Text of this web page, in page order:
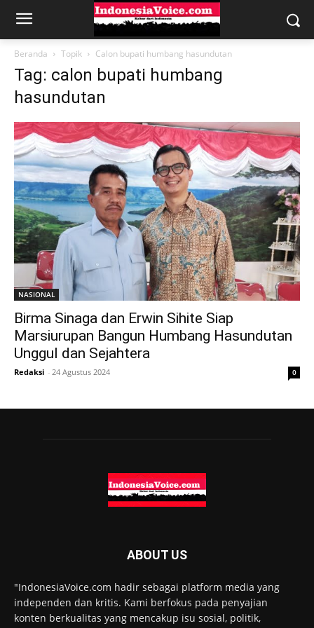
Beranda Topik Calon bupati humbang hasundutan
Tag: calon bupati humbang
hasundutan
NASIONAL
Birma Sinaga dan Erwin Sihite Siap
Marsiurupan Bangun Humbang Hasundutan
Unggul dan Sejahtera
Redaksi - 24 Agustus 2024 0
ABOUT US
"IndonesiaVoice.com hadir sebagai platform media yang
independen dan kritis. Kami berfokus pada penyajian
konten berkualitas yang mencakup isu sosial, politik,